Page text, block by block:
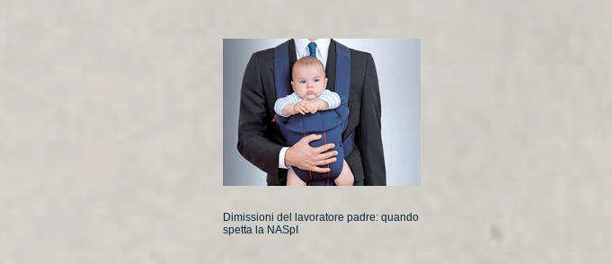
Dimissioni del lavoratore padre: quando
spetta la NASpI